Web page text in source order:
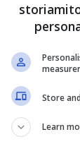
e
la
sui
e
Store
Learn